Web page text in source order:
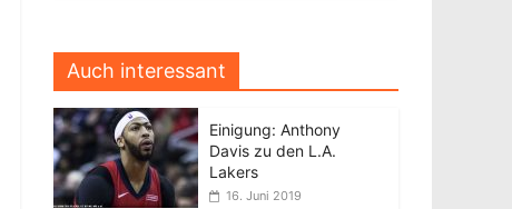
Auch interessant
Einigung: Anthony
Davis zu den L.A.
Lakers
16. Juni 2019